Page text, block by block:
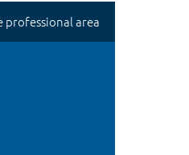
professional area